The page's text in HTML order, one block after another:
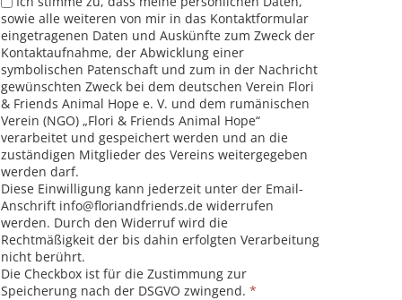
sowie alle weiteren von mir in das Kontaktformular
eingetragenen Daten und Auskünfte zum Zweck der
Kontaktaufnahme, der Abwicklung einer
symbolischen Patenschaft und zum in der Nachricht
gewünschten Zweck bei dem deutschen Verein Flori
& Friends Animal Hope e. V. und dem rumänischen
Verein (NGO) „Flori & Friends Animal Hope“
verarbeitet und gespeichert werden und an die
zuständigen Mitglieder des Vereins weitergegeben
werden darf.
Diese Einwilligung kann jederzeit unter der Email-
Anschrift info@floriandfriends.de widerrufen
werden. Durch den Widerruf wird die
Rechtmäßigkeit der bis dahin erfolgten Verarbeitung
nicht berührt.
Die Checkbox ist für die Zustimmung zur
Speicherung nach der DSGVO zwingend. *